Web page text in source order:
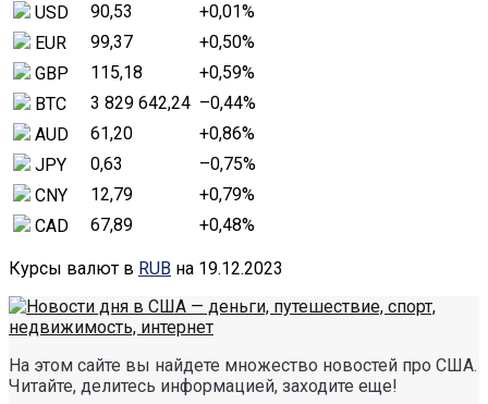
USD
90,53 +0,01%
EUR
99,37 +0,50%
GBP
115,18 +0,59%
BTC
3 829 642,24 –0,44%
AUD
61,20 +0,86%
JPY
0,63 –0,75%
CNY
12,79 +0,79%
CAD
67,89 +0,48%
Курсы валют в RUB на 19.12.2023
На этом сайте вы найдете множество новостей про США.
Читайте, делитесь информацией, заходите еще!